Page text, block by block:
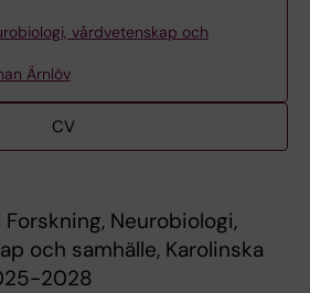
vårdvetenskap och
Ärnlöv
CV
Neurobiologi,
och samhälle, Karolinska
2028